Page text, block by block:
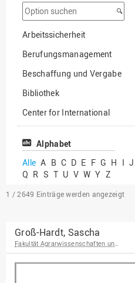
Option
suchen
Arbeitssicherheit
Berufungsmanagement
Beschaffung und Vergabe
Bibliothek
Center for International
Mobility
Center for International
Chancengerechtigkeit
eLearning Competence
EU-Büro
Fakultät
Agrarwissenschaften und
Alphabet
Alle A B C D E F G H I J
Q R S T U V W Y Z
1 / 2649 Einträge werden angezeigt
Groß-Hardt, Sascha